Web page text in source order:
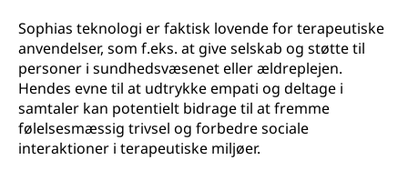
Sophias teknologi er faktisk lovende for terapeutiske
anvendelser, som f.eks. at give selskab og støtte til
personer i sundhedsvæsenet eller ældreplejen.
Hendes evne til at udtrykke empati og deltage i
samtaler kan potentielt bidrage til at fremme
følelsesmæssig trivsel og forbedre sociale
interaktioner i terapeutiske miljøer.